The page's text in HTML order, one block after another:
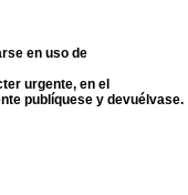
en uso de
urgente, en el
publíquese y devuélvase.